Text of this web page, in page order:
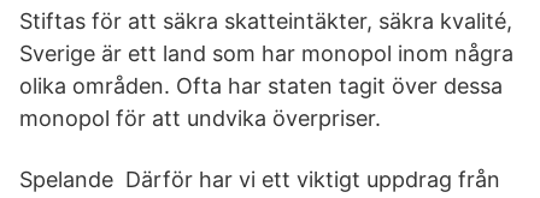
Stiftas för att säkra skatteintäkter, säkra kvalité,
Sverige är ett land som har monopol inom några
olika områden. Ofta har staten tagit över dessa
monopol för att undvika överpriser.
Spelande Därför har vi ett viktigt uppdrag från